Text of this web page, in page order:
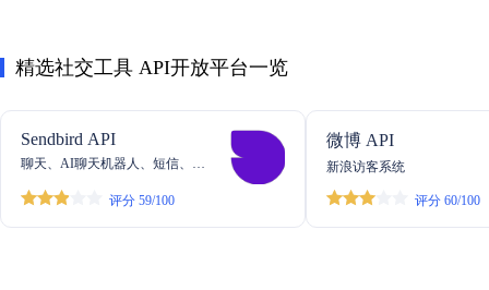
精选社交工具 API开放平台一览
Sendbird API
聊天、AI聊天机器人、短信、
频的通信API。 评分 59/100
微博 API
新浪访客系统
评分 60/100